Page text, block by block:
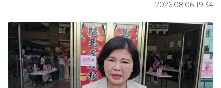
2026.08.06 19:34